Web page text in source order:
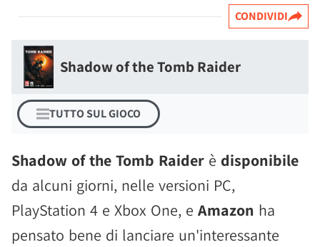
CONDIVIDI
Shadow of the Tomb Raider
TUTTO SUL GIOCO
Shadow of the Tomb Raider è disponibile
da alcuni giorni, nelle versioni PC,
PlayStation 4 e Xbox One, e Amazon ha
pensato bene di lanciare un'interessante